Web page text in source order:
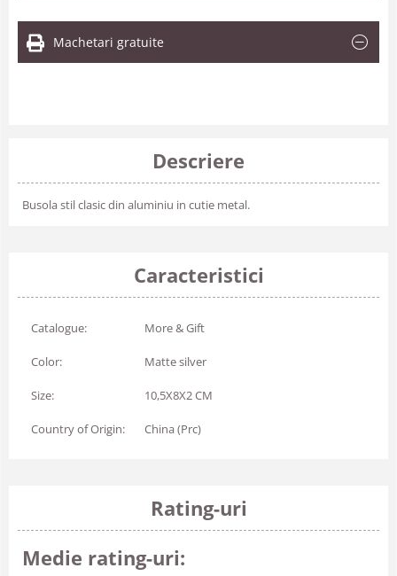
Machetari gratuite
Descriere
Busola stil clasic din aluminiu in cutie metal.
Caracteristici
Catalogue: More & Gift
Color: Matte silver
Size: 10,5X8X2 CM
Country of Origin: China (Prc)
Rating-uri
Medie rating-uri: